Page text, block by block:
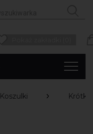
Koszulki Krótki